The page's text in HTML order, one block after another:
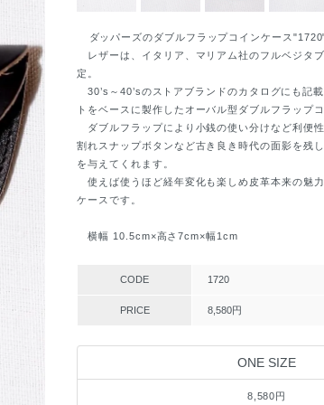
ダッパーズのダブルフラップコインケース"1720"
レザーは、イタリア、マリアム社のフルベジタ
定。
30’s～40’sのストアブランドのカタログにも記
トをベースに製作したオーバル型ダブルフラップ
ダブルフラップにより小銭の使い分けなど利便
割れスナップボタンなど古き良き時代の面影を残
を与えてくれます。
使えば使うほど経年変化も楽しめ皮革本来の魅
ケースです。
横幅 10.5cm×高さ7cm×幅1cm
CODE 1720
PRICE 8,580円
ONE SIZE
8,580円